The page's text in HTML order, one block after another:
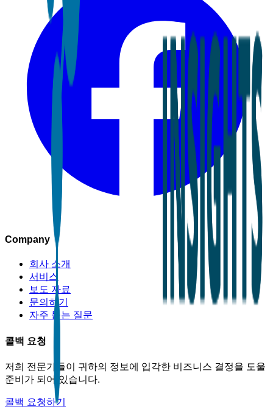
Company
회사 소개
서비스
보도 자료
문의하기
자주 묻는 질문
콜백 요청
저희 전문가들이 귀하의 정보에 입각한 비즈니스 결정을 도울
준비가 되어 있습니다.
콜백 요청하기